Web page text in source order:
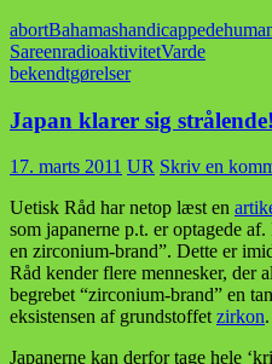
abortBahamashandicappede
SareenradioaktivitetVarde
bekendtgørelser
Japan klarer sig strålende!
17. marts 2011 UR Skriv en
Uetisk Råd har netop læst en
som japanerne p.t. er optagede
en zirconium-brand”. Dette er
Råd kender flere mennesker, der
begrebet “zirconium-brand” en
eksistensen af grundstoffet zirkon.
Japanerne kan derfor tage hele